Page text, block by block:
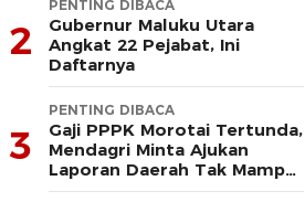
2
PENTING DIBACA
Gubernur Maluku Utara
Angkat 22 Pejabat, Ini
Daftarnya
3
PENTING DIBACA
Gaji PPPK Morotai Tertunda,
Mendagri Minta Ajukan
Laporan Daerah Tak Mampu
Bayar Pegawai